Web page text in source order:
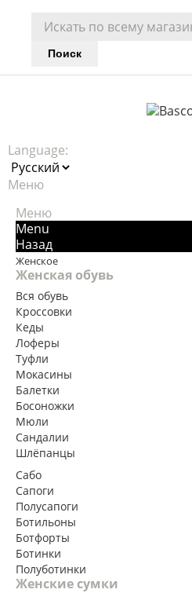
Поиск
Language:
Меню
Меню
Menu
Назад
Женское
Женская обувь
Вся обувь
Кроссовки
Кеды
Лоферы
Туфли
Мокасины
Балетки
Босоножки
Мюли
Сандалии
Шлёпанцы
Сабо
Сапоги
Полусапоги
Ботильоны
Ботфорты
Ботинки
Полуботинки
Женские сумки